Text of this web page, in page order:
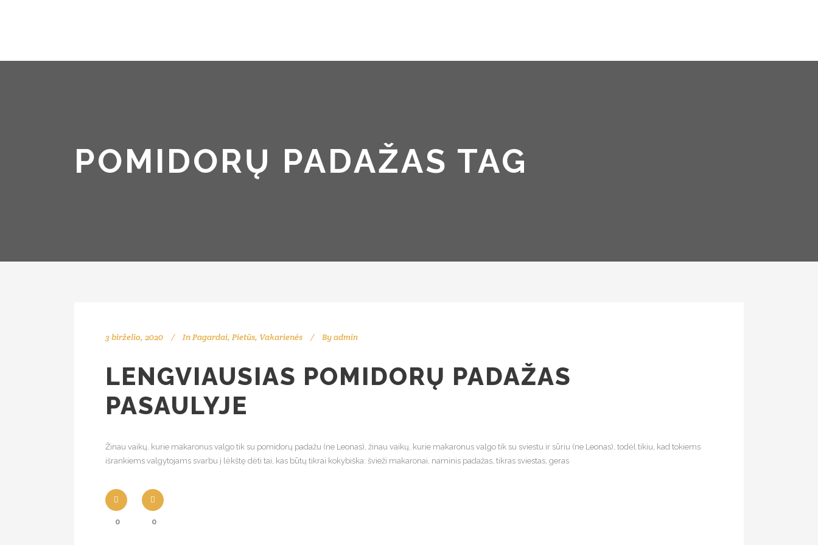
POMIDORŲ PADAŽAS TAG
3 birželio, 2020 InPagardai, Pietūs, Vakarienės Byadmin
LENGVIAUSIAS POMIDORŲ PADAŽAS
PASAULYJE
Žinau vaikų, kurie makaronus valgo tik su pomidorų padažu (ne Leonas), žinau vaikų, kurie makaronus valgo tik su sviestu ir sūriu (ne Leonas), todėl tikiu, kad tokiems
išrankiems valgytojams svarbu į lėkštę dėti tai, kas būtų tikrai kokybiška: švieži makaronai, naminis padažas, tikras sviestas, geras
0 0